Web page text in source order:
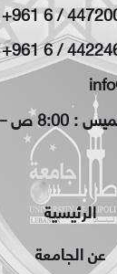
+961 6 /
+961 6 /
ص – 8:00 م
الرئيسية
عن الجامعة